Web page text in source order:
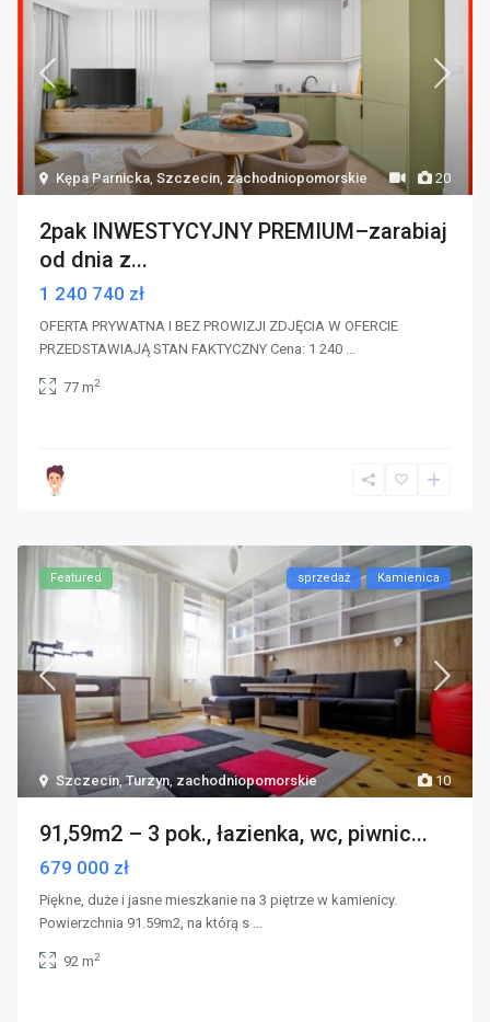
20
Kępa Parnicka,Szczecin, zachodniopomorskie
2pak INWESTYCYJNY PREMIUM–zarabiaj
od dnia z...
1 240 740 zł
OFERTA PRYWATNA I BEZ PROWIZJI ZDJĘCIA W OFERCIE
PRZEDSTAWIAJĄ STAN FAKTYCZNY Cena: 1 240 ...
77 m2
10
Szczecin,Turzyn, zachodniopomorskie
Featured sprzedaż Kamienica
91,59m2 – 3 pok., łazienka, wc, piwnic...
679 000 zł
Piękne, duże i jasne mieszkanie na 3 piętrze w kamienicy.
Powierzchnia 91.59m2, na którą s ...
92 m2